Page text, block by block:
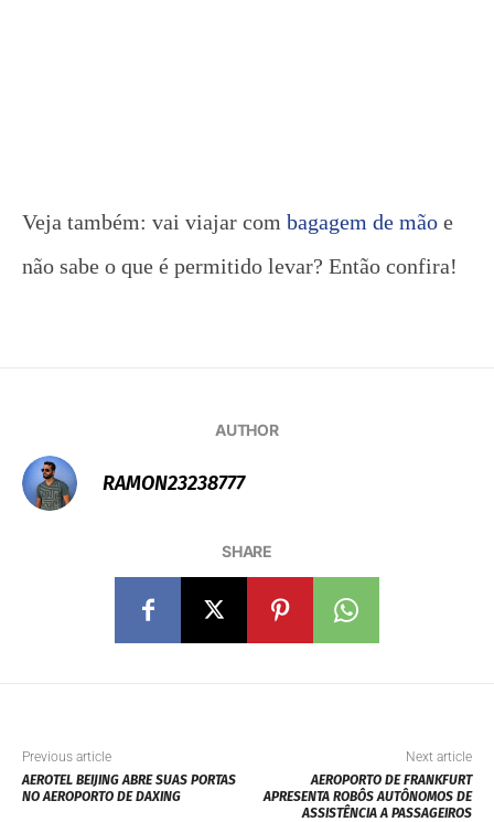
Veja também: vai viajar com bagagem de mão e
não sabe o que é permitido levar? Então confira!
AUTHOR
RAMON23238777
SHARE
Previous article
AEROTEL BEIJING ABRE SUAS PORTAS
NO AEROPORTO DE DAXING
Next article
AEROPORTO DE FRANKFURT
APRESENTA ROBÔS AUTÔNOMOS DE
ASSISTÊNCIA A PASSAGEIROS